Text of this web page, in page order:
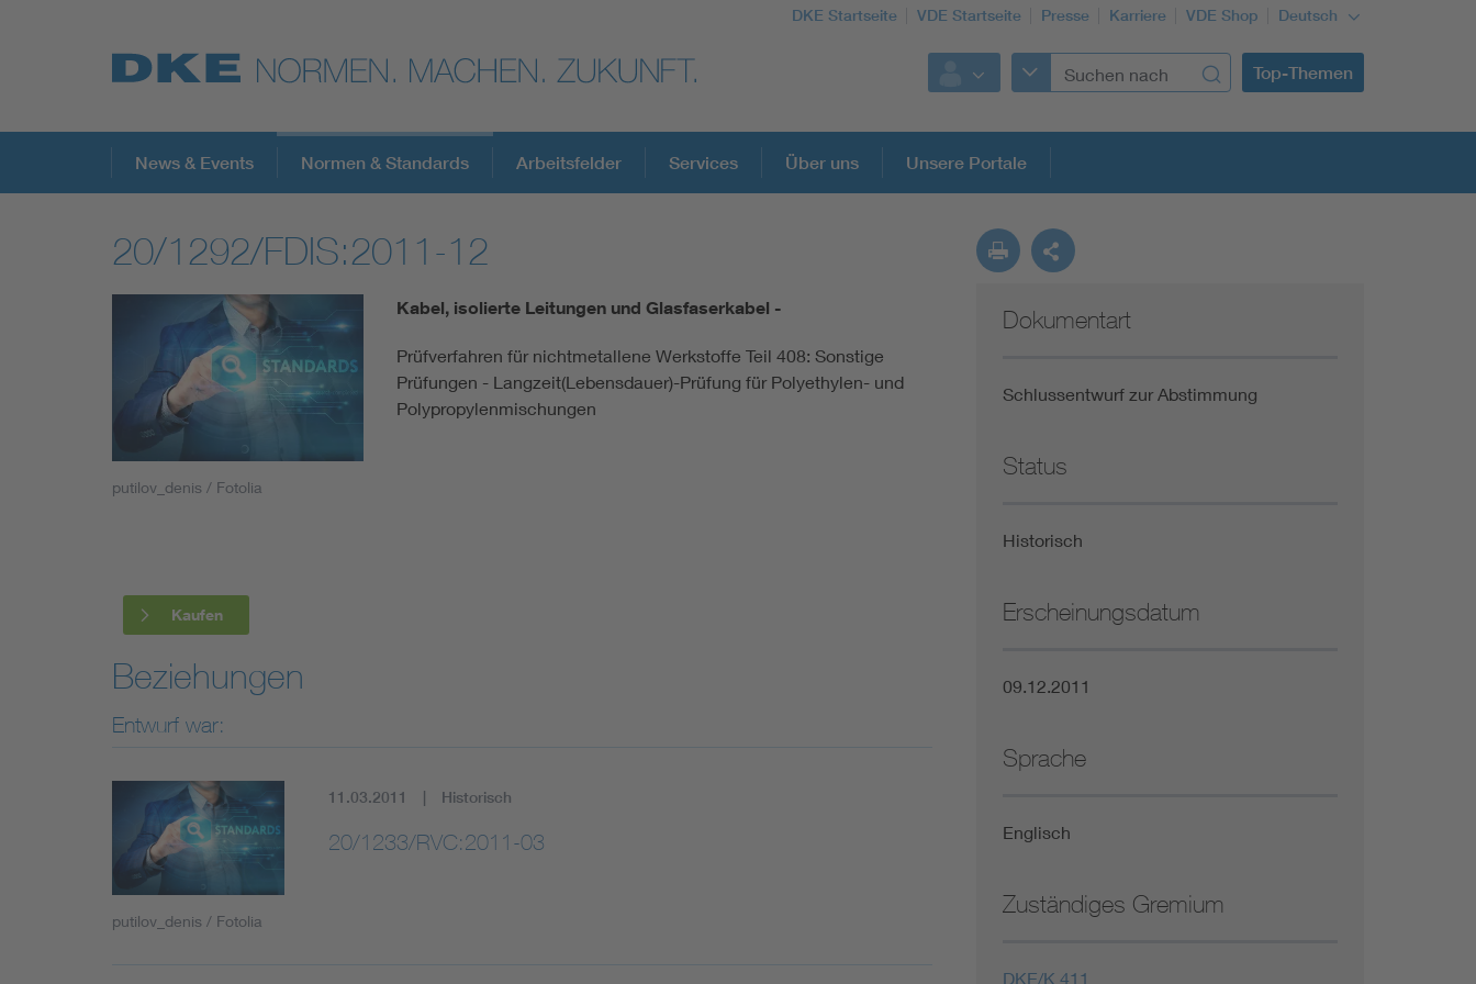
DKE Startseite VDE Startseite Presse Karriere VDE Shop Deutsch
Top-Themen
Top-Themen
VDE Fokusthemen
Digital Security
Energy
Mobility
Smart Cities
DKE Fachinformationen im Kontext der Normung
Blitzschutz: DIN EN 62305 in der Übersicht
Circular Economy für mehr Ressourceneffizienz
Funktionale Sicherheit schützt den Menschen
Gleichstromanwendungen im Wachstum
News & Events Normen & Standards Arbeitsfelder Services Über uns Unsere Portale
20/1292/FDIS:2011-12
putilov_denis / Fotolia
Kabel, isolierte Leitungen und Glasfaserkabel -
Prüfverfahren für nichtmetallene Werkstoffe Teil 408: Sonstige
Prüfungen - Langzeit(Lebensdauer)-Prüfung für Polyethylen- und
Polypropylenmischungen
Kaufen
Beziehungen
Entwurf war:
putilov_denis / Fotolia
11.03.2011 Historisch
20/1233/RVC:2011-03
Dokumentart
Schlussentwurf zur Abstimmung
Status
Historisch
Erscheinungsdatum
09.12.2011
Sprache
Englisch
Zuständiges Gremium
DKE/K 411